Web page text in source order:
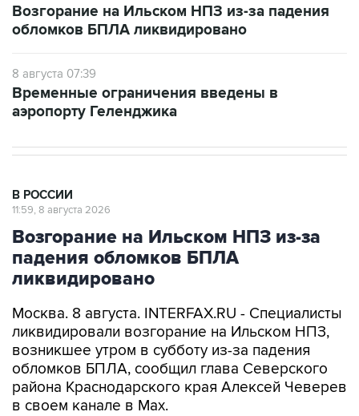
Возгорание на Ильском НПЗ из-за падения
обломков БПЛА ликвидировано
8 августа 07:39
Временные ограничения введены в
аэропорту Геленджика
В РОССИИ
11:59, 8 августа 2026
Возгорание на Ильском НПЗ из-за
падения обломков БПЛА
ликвидировано
Москва. 8 августа. INTERFAX.RU - Специалисты
ликвидировали возгорание на Ильском НПЗ,
возникшее утром в субботу из-за падения
обломков БПЛА, сообщил глава Северского
района Краснодарского края Алексей Чеверев
в своем канале в Max.